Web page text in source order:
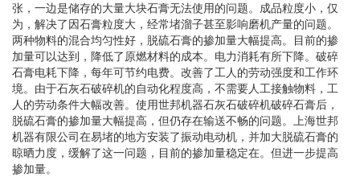
张，一边是储存的大量大块石膏无法使用的问题。成品粒度小，仅
为，解决了因石膏粒度大，经常堵溜子甚至影响磨机产量的问题。
两种物料的混合均匀性好，脱硫石膏的掺加量大幅提高。目前的掺
加量可以达到，降低了原燃材料的成本。电力消耗有所下降。破碎
石膏电耗下降，每年可节约电费。改善了工人的劳动强度和工作环
境。由于石灰石破碎机的自动化程度高，不需要人工接触物料，工
人的劳动条件大幅改善。使用世邦机器石灰石破碎机破碎石膏后，
脱硫石膏的掺加量大幅提高，但仍存在输送不畅的问题。上海世邦
机器有限公司在易堵的地方安装了振动电动机，并加大脱硫石膏的
晾晒力度，缓解了这一问题，目前的掺加量稳定在。但进一步提高
掺加量。